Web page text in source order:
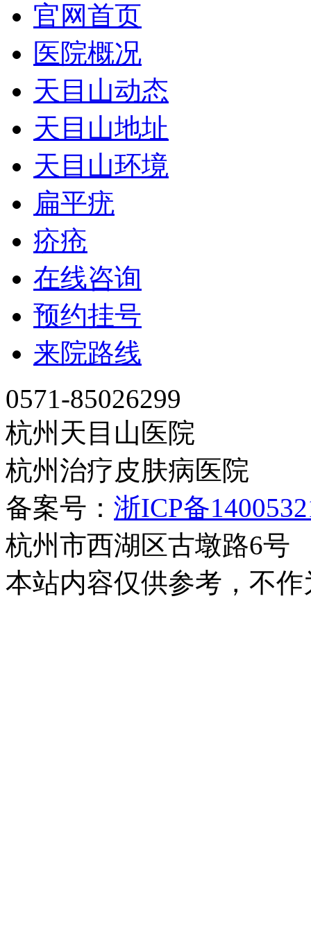
官网首页
医院概况
天目山动态
天目山地址
天目山环境
扁平疣
疥疮
在线咨询
预约挂号
来院路线
0571-85026299
杭州天目山医院
杭州治疗皮肤病医院
备案号： 浙ICP备
杭州市西湖区古墩路6号
本站内容仅供参考，不